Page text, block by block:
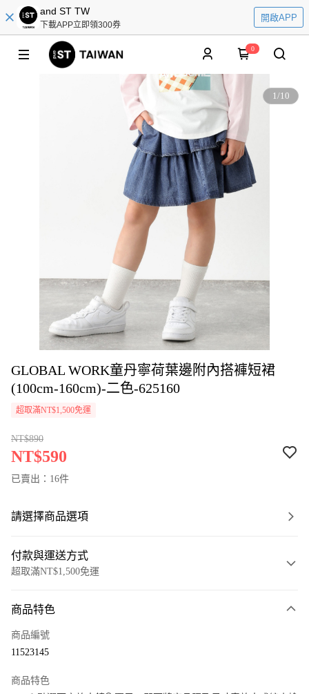
and ST TW
下載APP立即領300券
開啟APP
0
1/10
GLOBAL WORK童丹寧荷葉邊附內搭褲短裙
(100cm-160cm)-二色-625160
超取滿NT$1,500免運
NT$890
NT$590
已賣出：16件
請選擇商品選項
付款與運送方式
超取滿NT$1,500免運
信用卡一次付款
商品特色
商品編號
11523145
商品特色